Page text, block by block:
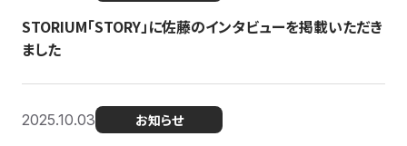
STORIUM「STORY」に佐藤のインタビューを掲載いただき
ました
2025.10.03 お知らせ